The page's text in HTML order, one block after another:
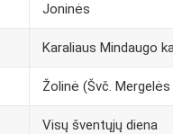
Joninės
Karaliaus Mindaugo
Žolinė (Švč.
Visų šventųjų diena